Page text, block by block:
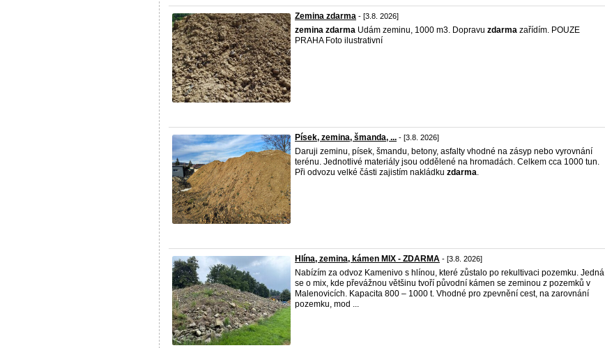
Zemina zdarma - [3.8. 2026]
zemina zdarma Udám zeminu, 1000 m3. Dopravu zdarma zařídím. POUZE
PRAHA Foto ilustrativní
Písek, zemina, šmanda, ... - [3.8. 2026]
Daruji zeminu, písek, šmandu, betony, asfalty vhodné na zásyp nebo vyrovnání
terénu. Jednotlivé materiály jsou oddělené na hromadách. Celkem cca 1000 tun.
Při odvozu velké části zajistím nakládku zdarma.
Hlína, zemina, kámen MIX - ZDARMA - [3.8. 2026]
Nabízím za odvoz Kamenivo s hlínou, které zůstalo po rekultivaci pozemku. Jedná
se o mix, kde převážnou většinu tvoří původní kámen se zeminou z pozemků v
Malenovicích. Kapacita 800 – 1000 t. Vhodné pro zpevnění cest, na zarovnání
pozemku, mod ...